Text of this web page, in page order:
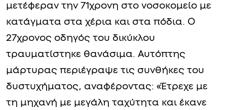
μετέφεραν την 71χρονη στο νοσοκομείο με
κατάγματα στα χέρια και στα πόδια. Ο
27χρονος οδηγός του δικύκλου
τραυματίστηκε θανάσιμα. Αυτόπτης
μάρτυρας περιέγραψε τις συνθήκες του
δυστυχήματος, αναφέροντας: «Έτρεχε με
τη μηχανή με μεγάλη ταχύτητα και έκανε